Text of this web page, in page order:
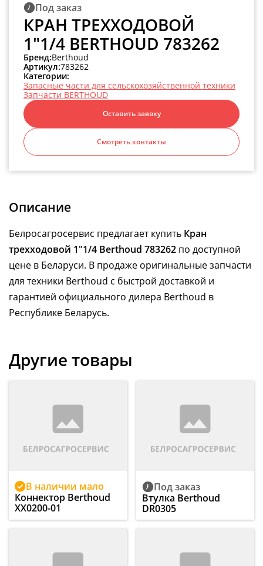
Под заказ
КРАН ТРЕХХОДОВОЙ
1"1/4 BERTHOUD 783262
Бренд:Berthoud
Артикул:783262
Категории:
Запасные части для сельскохозяйственной техники
Запчасти BERTHOUD
Оставить заявку
Смотреть контакты
Описание
Белросагросервис предлагает купить Кран
трехходовой 1"1/4 Berthoud 783262 по доступной
цене в Беларуси. В продаже оригинальные запчасти
для техники Berthoud с быстрой доставкой и
гарантией официального дилера Berthoud в
Республике Беларусь.
Другие товары
В наличии мало
Коннектор Berthoud
XX0200-01
Под заказ
Втулка Berthoud
DR0305